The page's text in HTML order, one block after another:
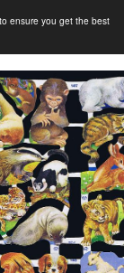
ensure you get the best